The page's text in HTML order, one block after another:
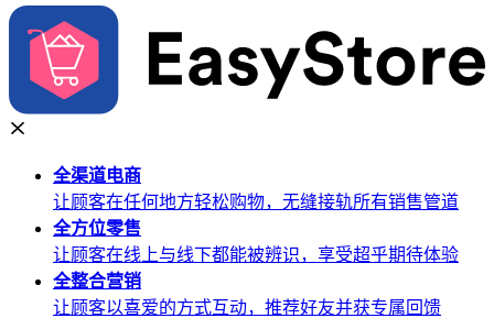
全渠道电商
让顾客在任何地方轻松购物，无缝接轨所有销售管道
全方位零售
让顾客在线上与线下都能被辨识，享受超乎期待体验
全整合营销
让顾客以喜爱的方式互动，推荐好友并获专属回馈